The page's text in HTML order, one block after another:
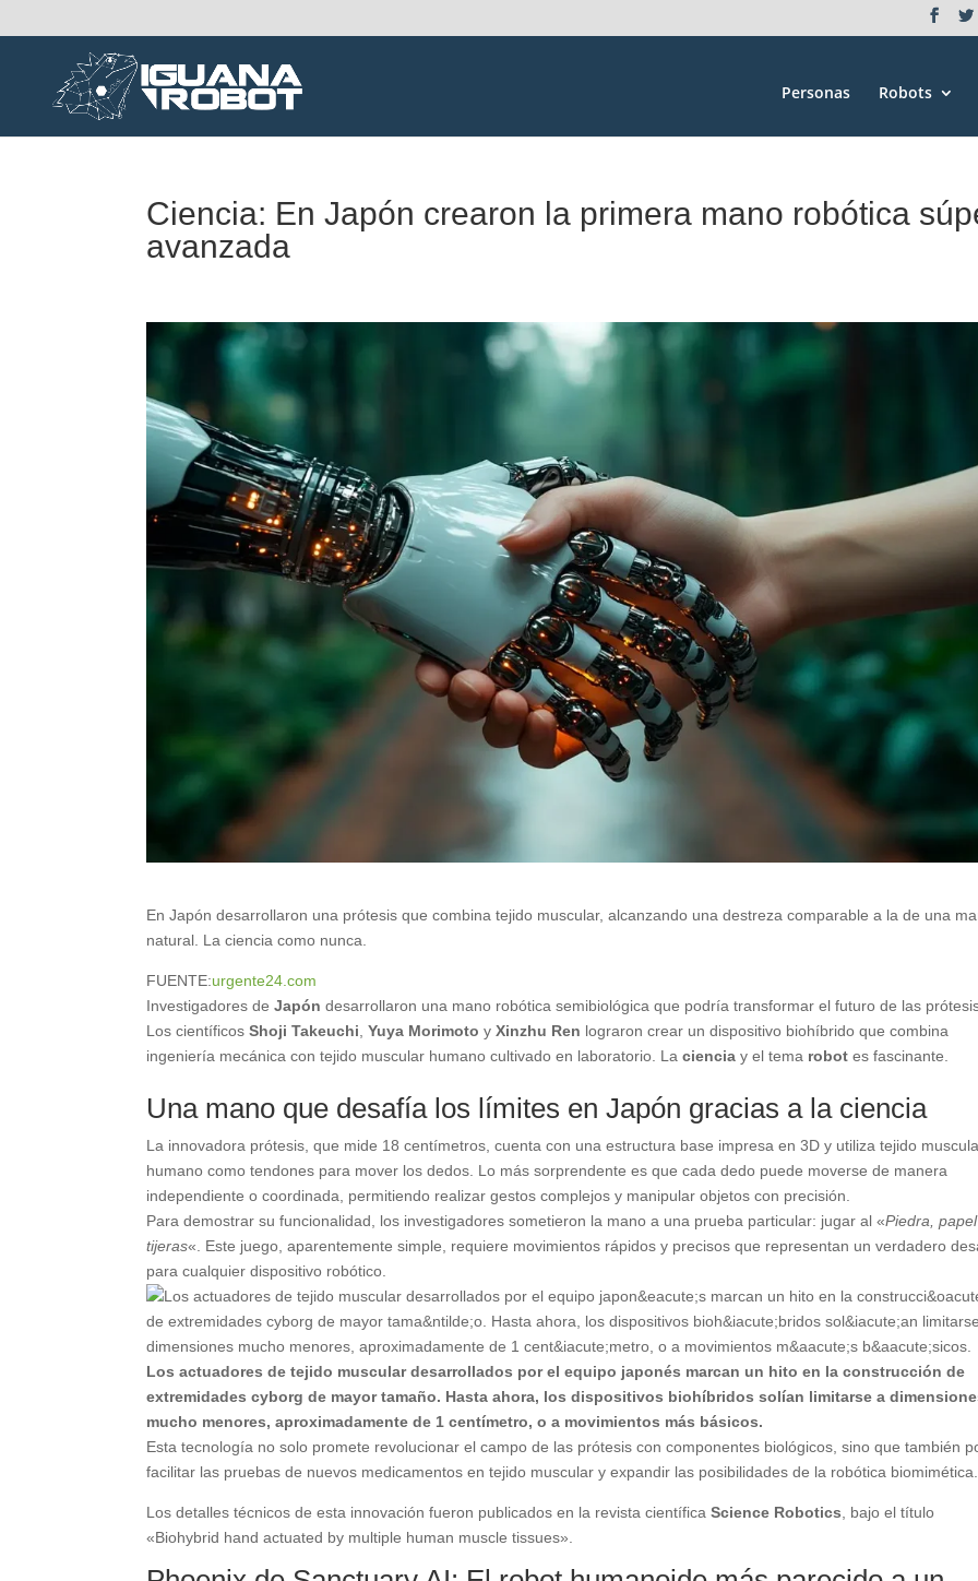
Personas Robots
Ciencia: En Japón crearon la primera mano robótica
avanzada
En Japón desarrollaron una prótesis que combina tejido muscular, alcanzando una destreza comparable a la de una
natural. La ciencia como nunca.
FUENTE:urgente24.com
Investigadores deJapóndesarrollaron una mano robótica semibiológica que podría transformar el futuro de las
Los científicosShoji Takeuchi ,Yuya Morimoto yXinzhu Ren lograron crear un dispositivo biohíbrido que combina
ingeniería mecánica con tejido muscular humano cultivado en laboratorio. Laciencia y el tema robot es fascinante.
Una mano que desafía los límites en Japón gracias a la ciencia
La innovadora prótesis, que mide 18 centímetros, cuenta con una estructura base impresa en 3D y utiliza tejido
humano como tendones para mover los dedos. Lo más sorprendente es que cada dedo puede moverse de manera
independiente o coordinada, permitiendo realizar gestos complejos y manipular objetos con precisión.
Para demostrar su funcionalidad, los investigadores sometieron la mano a una prueba particular: jugar al «Piedra,
tijeras«. Este juego, aparentemente simple, requiere movimientos rápidos y precisos que representan un verdadero
para cualquier dispositivo robótico.
Los actuadores de tejido muscular desarrollados por el equipo japonés marcan un hito en la construcción de
extremidades cyborg de mayor tamaño. Hasta ahora, los dispositivos biohíbridos solían limitarse a
mucho menores, aproximadamente de 1 centímetro, o a movimientos más básicos.
Esta tecnología no solo promete revolucionar el campo de las prótesis con componentes biológicos, sino que también
facilitar las pruebas de nuevos medicamentos en tejido muscular y expandir las posibilidades de la robótica biomimética.
Los detalles técnicos de esta innovación fueron publicados en la revista científicaScience Robotics , bajo el título
«Biohybrid hand actuated by multiple human muscle tissues».